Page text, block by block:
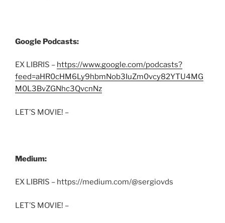
Google Podcasts:
EX LIBRIS – https://www.google.com/podcasts?
feed=aHR0cHM6Ly9hbmNob3IuZm0vcy82YTU4MG
M0L3BvZGNhc3QvcnNz
LET’S MOVIE! –
Medium:
EX LIBRIS – https://medium.com/@sergiovds
LET’S MOVIE! –